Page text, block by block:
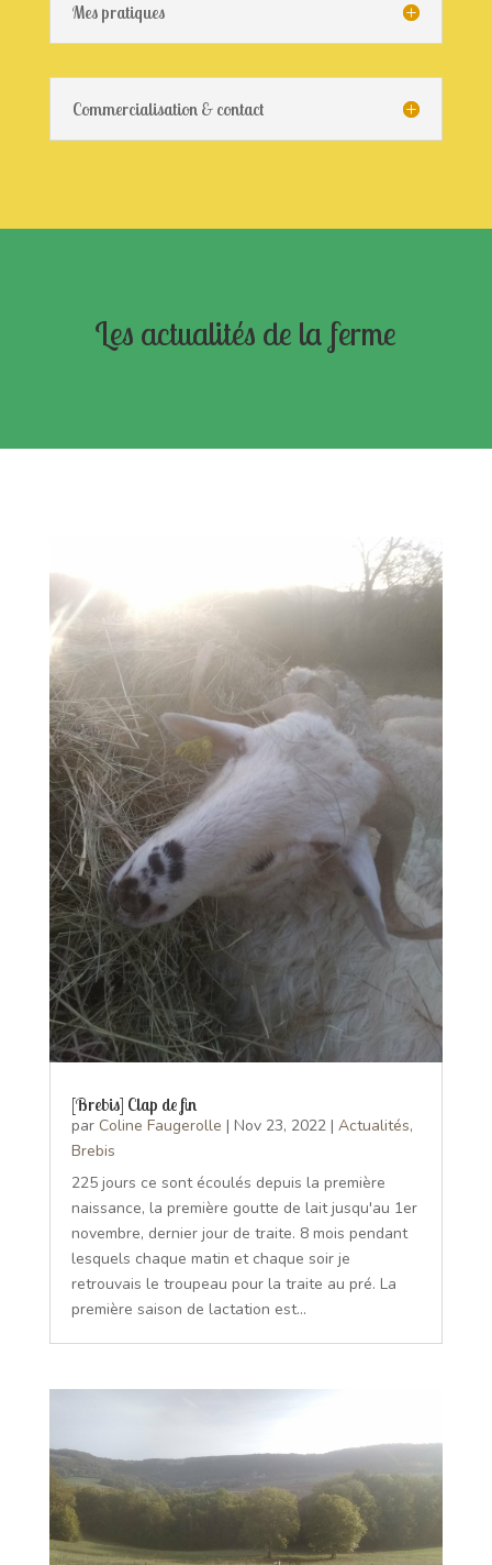
Mes pratiques
Commercialisation & contact
Les actualités de la ferme
[Brebis] Clap de fin
par Coline Faugerolle | Nov 23, 2022| Actualités,
Brebis
225 jours ce sont écoulés depuis la première
naissance, la première goutte de lait jusqu'au 1er
novembre, dernier jour de traite. 8 mois pendant
lesquels chaque matin et chaque soir je
retrouvais le troupeau pour la traite au pré. La
première saison de lactation est...